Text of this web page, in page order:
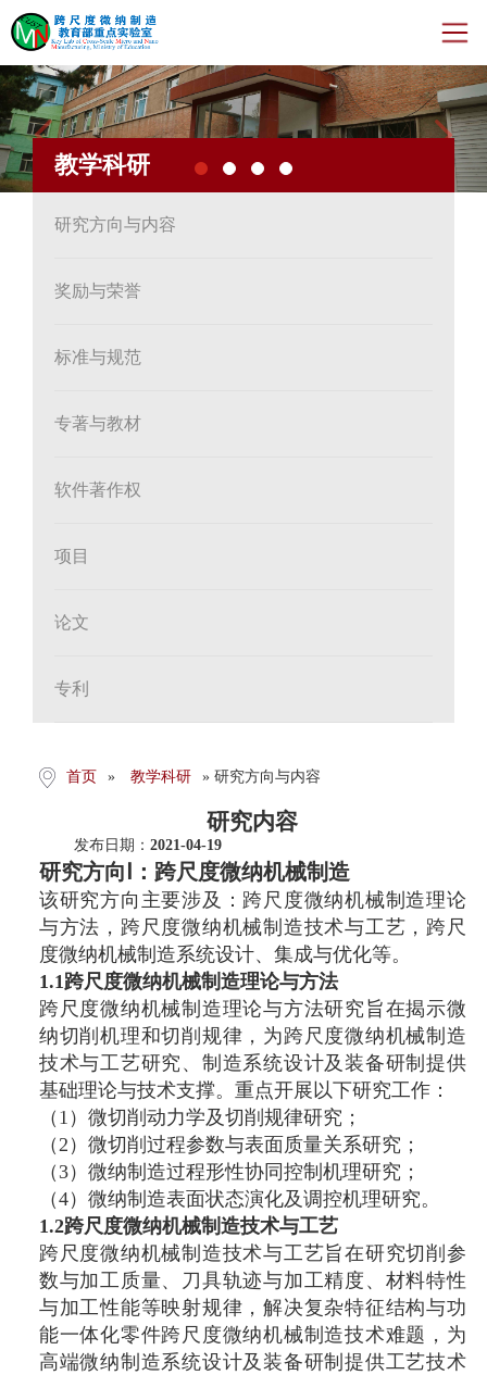
首页
新闻动态
机构人员
Previous
教学科研
研究方向与内容
奖励与荣誉
标准与规范
专著与教材
软件著作权
项目
论文
专利
首页 » 教学科研 » 研究方向与内容
研究内容
发布日期： 2021-04-19
研究方向Ⅰ：跨尺度微纳机械制造
该研究方向主要涉及：跨尺度微纳机械制造理论
与方法，跨尺度微纳机械制造技术与工艺，跨尺
度微纳机械制造系统设计、集成与优化等。
1.1跨尺度微纳机械制造理论与方法
跨尺度微纳机械制造理论与方法研究旨在揭示微
纳切削机理和切削规律，为跨尺度微纳机械制造
技术与工艺研究、制造系统设计及装备研制提供
基础理论与技术支撑。重点开展以下研究工作：
（1）微切削动力学及切削规律研究；
（2）微切削过程参数与表面质量关系研究；
（3）微纳制造过程形性协同控制机理研究；
（4）微纳制造表面状态演化及调控机理研究。
1.2跨尺度微纳机械制造技术与工艺
跨尺度微纳机械制造技术与工艺旨在研究切削参
数与加工质量、刀具轨迹与加工精度、材料特性
与加工性能等映射规律，解决复杂特征结构与功
能一体化零件跨尺度微纳机械制造技术难题，为
高端微纳制造系统设计及装备研制提供工艺技术